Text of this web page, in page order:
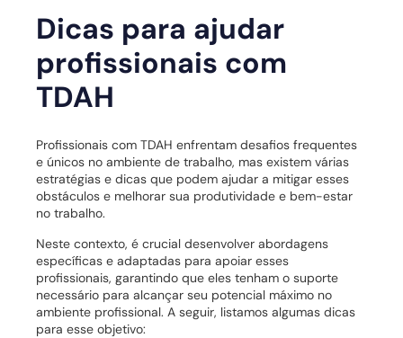
Dicas para ajudar
profissionais com
TDAH
Profissionais com TDAH enfrentam desafios frequentes
e únicos no ambiente de trabalho, mas existem várias
estratégias e dicas que podem ajudar a mitigar esses
obstáculos e melhorar sua produtividade e bem-estar
no trabalho.
Neste contexto, é crucial desenvolver abordagens
específicas e adaptadas para apoiar esses
profissionais, garantindo que eles tenham o suporte
necessário para alcançar seu potencial máximo no
ambiente profissional. A seguir, listamos algumas dicas
para esse objetivo: